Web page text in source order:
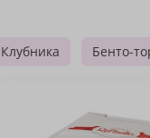
Клубника Бенто-